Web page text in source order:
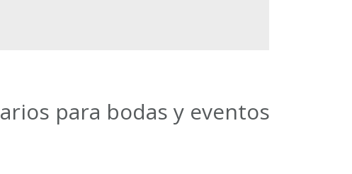
para bodas y eventos